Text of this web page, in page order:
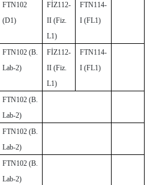
FTN102
(D1)
FİZ112-
II (Fiz.
L1)
FTN114-
I (FL1)
FTN102 (B.
Lab-2)
FİZ112-
II (Fiz.
L1)
FTN114-
I (FL1)
FTN102 (B.
Lab-2)
FTN102 (B.
Lab-2)
FTN102 (B.
Lab-2)